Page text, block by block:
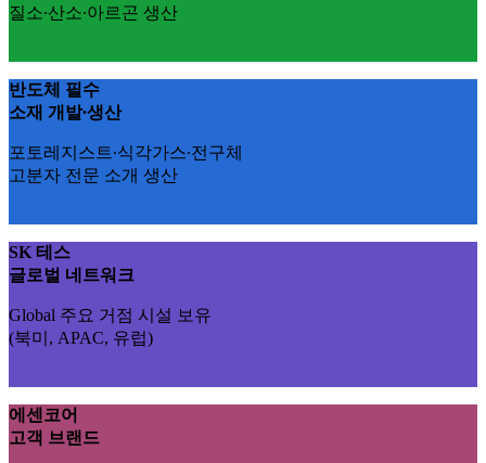
질소∙산소∙아르곤 생산
반도체 필수
소재 개발∙생산
포토레지스트∙식각가스∙전구체
고분자 전문 소개 생산
SK 테스
글로벌 네트워크
Global 주요 거점 시설 보유
(북미, APAC, 유럽)
에센코어
고객 브랜드